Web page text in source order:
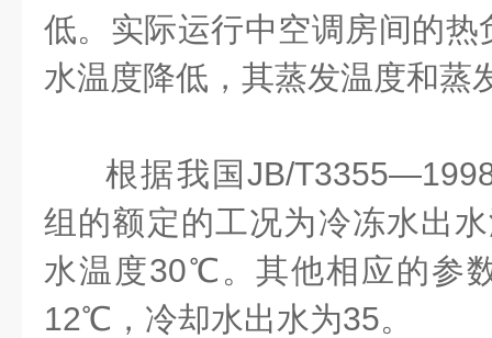
低。实际运行中空调房间的
水温度降低，其蒸发温度和蒸
根据我国 JB/
组的额定的工况为冷冻水出
水温度30℃ 。其他相应的参
12℃ ，冷却水出水为35。